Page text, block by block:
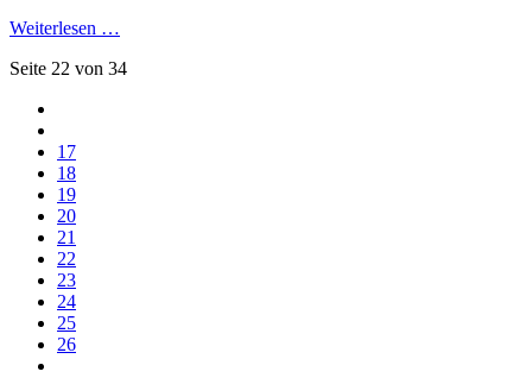
Weiterlesen …
Seite 22 von 34
17
18
19
20
21
22
23
24
25
26